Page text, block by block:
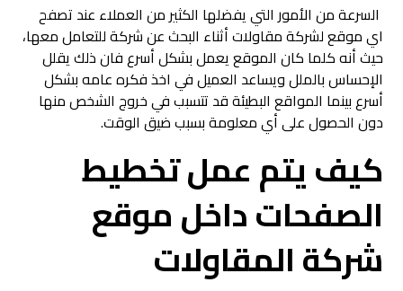
السرعة من الأمور التي يفضلها الكثير من العملاء عند تصفح
اي موقع لشركة مقاولات أثناء البحث عن شركة للتعامل معها،
حيث أنه كلما كان الموقع يعمل بشكل أسرع فان ذلك يقلل
الإحساس بالملل ويساعد العميل في اخذ فكره عامه بشكل
أسرع بينما المواقع البطيئة قد تتسبب في خروج الشخص منها
دون الحصول على أي معلومة بسبب ضيق الوقت.
كيف يتم عمل تخطيط
الصفحات داخل موقع
شركة المقاولات